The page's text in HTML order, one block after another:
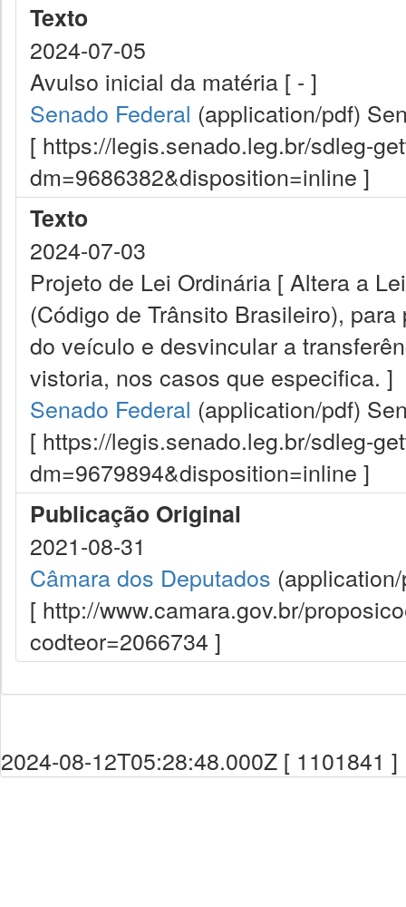
Texto
2024-07-05
Avulso inicial da matéria [ - ]
Senado Federal (application/pdf)
[ https://legis.senado.leg.br/sdleg-
dm=9686382&disposition=inline ]
Texto
2024-07-03
Projeto de Lei Ordinária [ Altera a
(Código de Trânsito Brasileiro),
do veículo e desvincular a
vistoria, nos casos que especifica. ]
Senado Federal (application/pdf)
[ https://legis.senado.leg.br/sdleg-
dm=9679894&disposition=inline ]
Publicação Original
2021-08-31
Câmara dos Deputados
[ http://www.camara.gov.br/
codteor=2066734 ]
2024-08-12T05:28:48.000Z [ 1101841 ]